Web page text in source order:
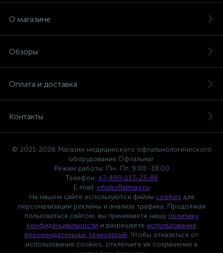
О магазине
Обзоры
Оплата и доставка
Контакты
© 2021-2026 Магазин медицинского офтальмологического
оборудования Офтальмаг
Режим работы: Пн- Пт. 9:00 -18:00
Телефон: +7-499-113-23-88
E-mail: info@oftalmag.ru
На нашем сайте используются файлы cookies для
персонализации рекламы и анализа трафика. Продолжая
пользоваться сайтом, вы принимаете нашу политику
конфиденциальности и разрешаете использование
рекомендательных технологий. Чтобы отказаться от
использования cookies, отключите их сохранение в